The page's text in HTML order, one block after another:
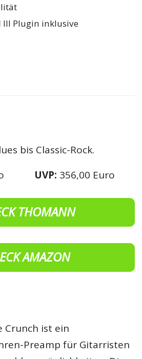
III Plugin inklusive
bis Classic-Rock.
UVP: 356,00 Euro
THOMANN
AMAZON
Crunch ist ein
Preamp für Gitarristen